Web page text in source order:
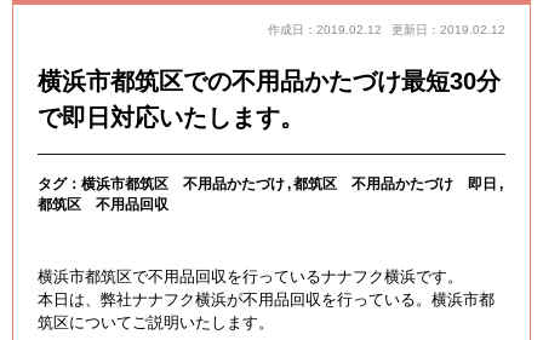
作成日：2019.02.12 更新日：2019.02.12
横浜市都筑区での不用品かたづけ最短30分
で即日対応いたします。
タグ： 横浜市都筑区 不用品かたづけ 都筑区 不用品かたづけ 即日
都筑区 不用品回収
横浜市都筑区で不用品回収を行っているナナフク横浜です。
本日は、弊社ナナフク横浜が不用品回収を行っている。横浜市都
筑区についてご説明いたします。